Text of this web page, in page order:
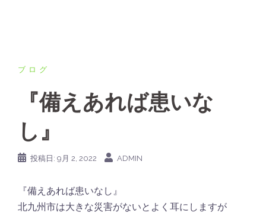
ブログ
『備えあれば患いな
し』
投稿日: 9月 2, 2022 ADMIN
『備えあれば患いなし』
北九州市は大きな災害がないとよく耳にしますが